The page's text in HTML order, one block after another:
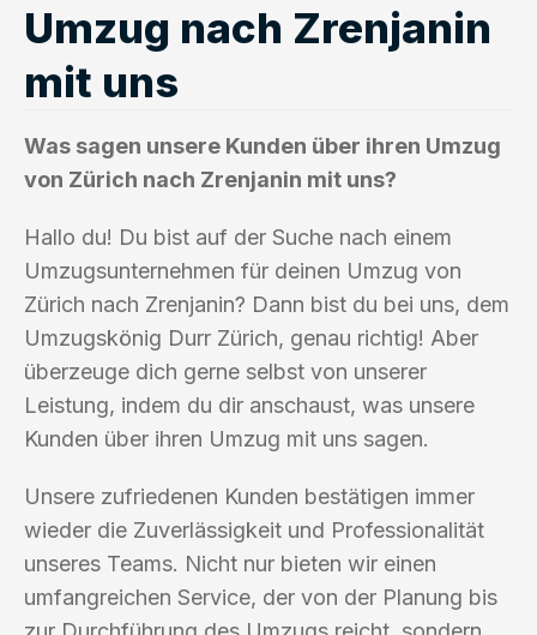
Umzug nach Zrenjanin
mit uns
Was sagen unsere Kunden über ihren Umzug
von Zürich nach Zrenjanin mit uns?
Hallo du! Du bist auf der Suche nach einem
Umzugsunternehmen für deinen Umzug von
Zürich nach Zrenjanin? Dann bist du bei uns, dem
Umzugskönig Durr Zürich, genau richtig! Aber
überzeuge dich gerne selbst von unserer
Leistung, indem du dir anschaust, was unsere
Kunden über ihren Umzug mit uns sagen.
Unsere zufriedenen Kunden bestätigen immer
wieder die Zuverlässigkeit und Professionalität
unseres Teams. Nicht nur bieten wir einen
umfangreichen Service, der von der Planung bis